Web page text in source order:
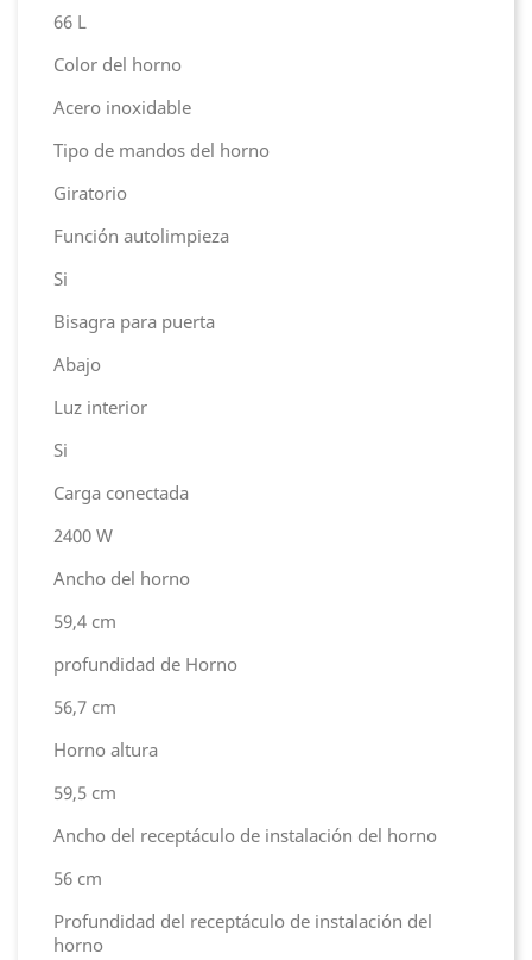
66 L
Color del horno
Acero inoxidable
Tipo de mandos del horno
Giratorio
Función autolimpieza
Si
Bisagra para puerta
Abajo
Luz interior
Si
Carga conectada
2400 W
Ancho del horno
59,4 cm
profundidad de Horno
56,7 cm
Horno altura
59,5 cm
Ancho del receptáculo de instalación del horno
56 cm
Profundidad del receptáculo de instalación del
horno